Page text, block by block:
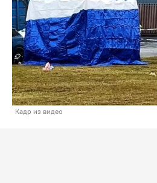
Кадр из видео